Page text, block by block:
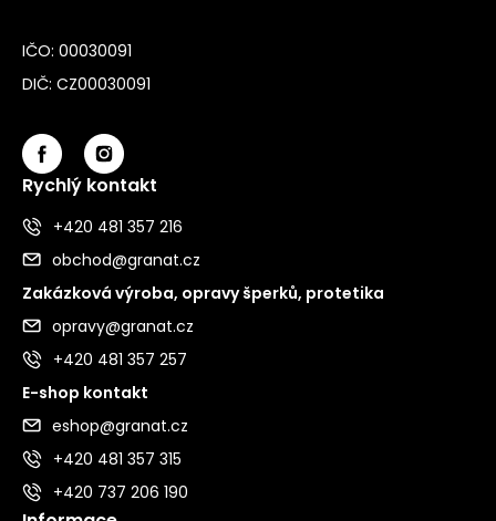
IČO: 00030091
DIČ: CZ00030091
Rychlý kontakt
+420 481 357 216
obchod@granat.cz
Zakázková výroba, opravy šperků, protetika
opravy@granat.cz
+420 481 357 257
E-shop kontakt
eshop@granat.cz
+420 481 357 315
+420 737 206 190